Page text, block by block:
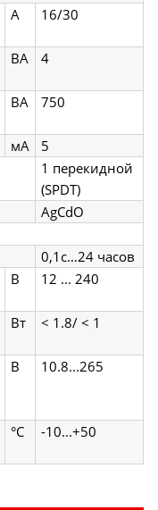
А 16/30
ВА 4
ВА 750
мА
5
1 перекидной
(SPDT)
AgCdO
0,1с…24 часов
В 12 ... 240
Вт < 1.8/ < 1
В 10.8...265
°С -10...+50